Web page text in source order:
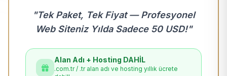
"Tek Paket, Tek Fiyat — Profesyonel
Web Siteniz Yılda Sadece 50 USD!"
Alan Adı + Hosting DAHİL
.com.tr / .tr alan adı ve hosting yıllık ücrete